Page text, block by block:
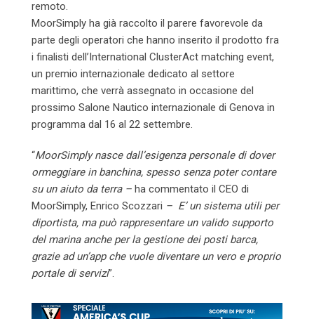
remoto.
MoorSimply ha già raccolto il parere favorevole da
parte degli operatori che hanno inserito il prodotto fra
i finalisti dell’International ClusterAct matching event,
un premio internazionale dedicato al settore
marittimo, che verrà assegnato in occasione del
prossimo Salone Nautico internazionale di Genova in
programma dal 16 al 22 settembre.
“MoorSimply nasce dall’esigenza personale di dover
ormeggiare in banchina, spesso senza poter contare
su un aiuto da terra – ha commentato il CEO di
MoorSimply, Enrico Scozzari – E’ un sistema utili per
diportista, ma può rappresentare un valido supporto
del marina anche per la gestione dei posti barca,
grazie ad un’app che vuole diventare un vero e proprio
portale di servizi”.